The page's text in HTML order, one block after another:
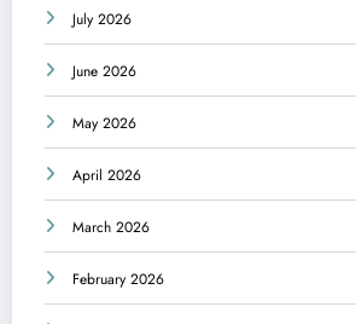
July 2026
June 2026
May 2026
April 2026
March 2026
February 2026